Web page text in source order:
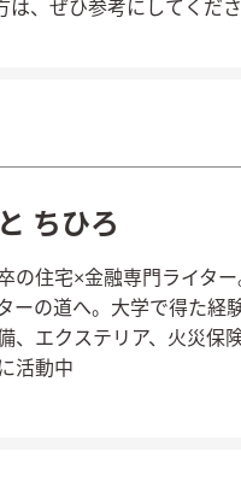
、ぜひ参考にしてくださ
ちひろ
の住宅×金融専門ライタ
ーの道へ。大学で得た経
、エクステリア、火災保
活動中